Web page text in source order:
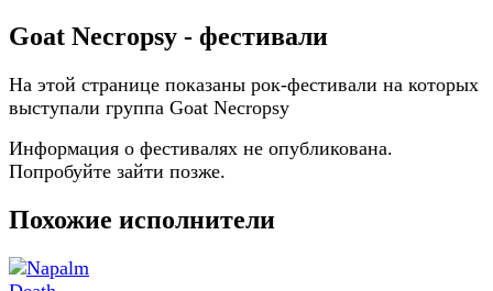
Goat Necropsy - фестивали
На этой странице показаны рок-фестивали на которых
выступали группа Goat Necropsy
Информация о фестивалях не опубликована.
Попробуйте зайти позже.
Похожие исполнители